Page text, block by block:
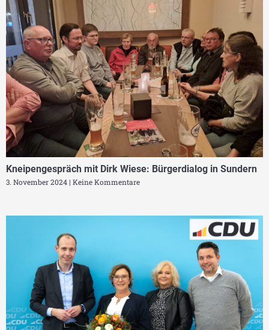
Kneipengespräch mit Dirk Wiese: Bürgerdialog in Sundern
3. November 2024 Keine Kommentare